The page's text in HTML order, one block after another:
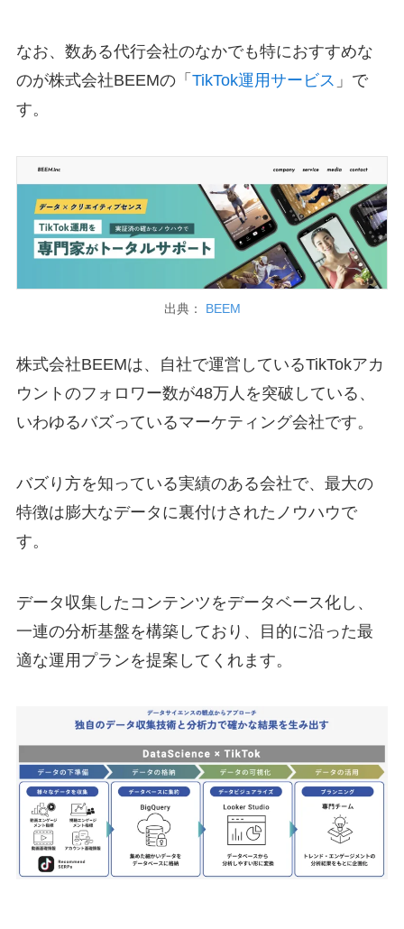
なお、数ある代行会社のなかでも特におすすめな
のが株式会社BEEMの「 TikTok運用サービス 」で
す。
出典： BEEM
株式会社BEEMは、自社で運営しているTikTokアカ
ウントのフォロワー数が48万人を突破している、
いわゆるバズっているマーケティング会社です。
バズり方を知っている実績のある会社で、最大の
特徴は膨大なデータに裏付けされたノウハウで
す。
データ収集したコンテンツをデータベース化し、
一連の分析基盤を構築しており、目的に沿った最
適な運用プランを提案してくれます。